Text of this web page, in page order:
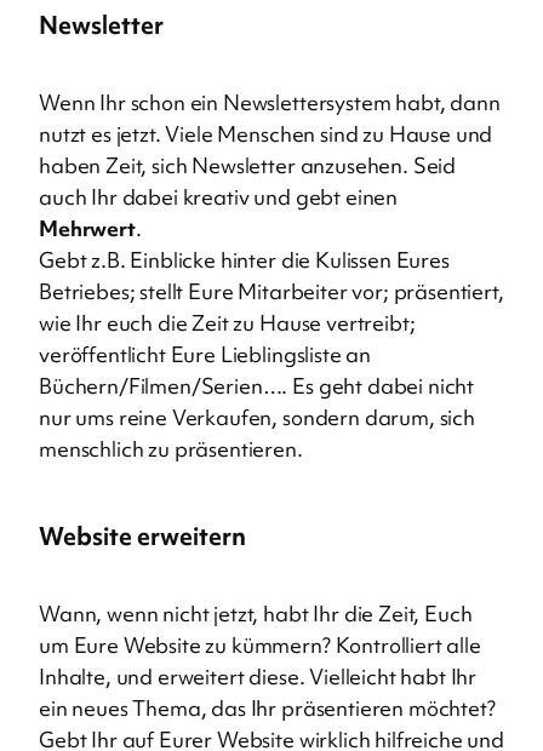
Newsletter
Wenn Ihr schon ein Newslettersystem habt, dann
nutzt es jetzt. Viele Menschen sind zu Hause und
haben Zeit, sich Newsletter anzusehen. Seid
auch Ihr dabei kreativ und gebt einen
Mehrwert.
Gebt z.B. Einblicke hinter die Kulissen Eures
Betriebes; stellt Eure Mitarbeiter vor; präsentiert,
wie Ihr euch die Zeit zu Hause vertreibt;
veröffentlicht Eure Lieblingsliste an
Büchern/Filmen/Serien…. Es geht dabei nicht
nur ums reine Verkaufen, sondern darum, sich
menschlich zu präsentieren.
Website erweitern
Wann, wenn nicht jetzt, habt Ihr die Zeit, Euch
um Eure Website zu kümmern? Kontrolliert alle
Inhalte, und erweitert diese. Vielleicht habt Ihr
ein neues Thema, das Ihr präsentieren möchtet?
Gebt Ihr auf Eurer Website wirklich hilfreiche und